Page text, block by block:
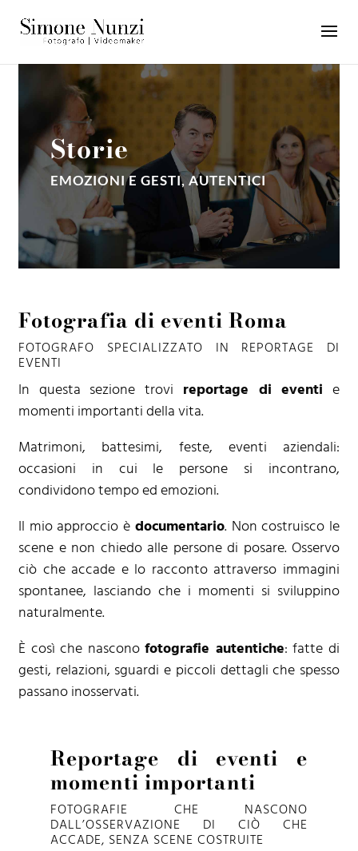
Storie
EMOZIONI E GESTI, AUTENTICI
Fotografia di eventi Roma
FOTOGRAFO SPECIALIZZATO IN REPORTAGE DI
EVENTI
In questa sezione trovi reportage di eventi e
momenti importanti della vita.
Matrimoni, battesimi, feste, eventi aziendali:
occasioni in cui le persone si incontrano,
condividono tempo ed emozioni.
Il mio approccio è documentario. Non costruisco le
scene e non chiedo alle persone di posare. Osservo
ciò che accade e lo racconto attraverso immagini
spontanee, lasciando che i momenti si sviluppino
naturalmente.
È così che nasconofotografie autentiche: fatte di
gesti, relazioni, sguardi e piccoli dettagli che spesso
passano inosservati.
Reportage di eventi e
momenti importanti
FOTOGRAFIE CHE NASCONO
DALL’OSSERVAZIONE DI CIÒ CHE
ACCADE, SENZA SCENE COSTRUITE